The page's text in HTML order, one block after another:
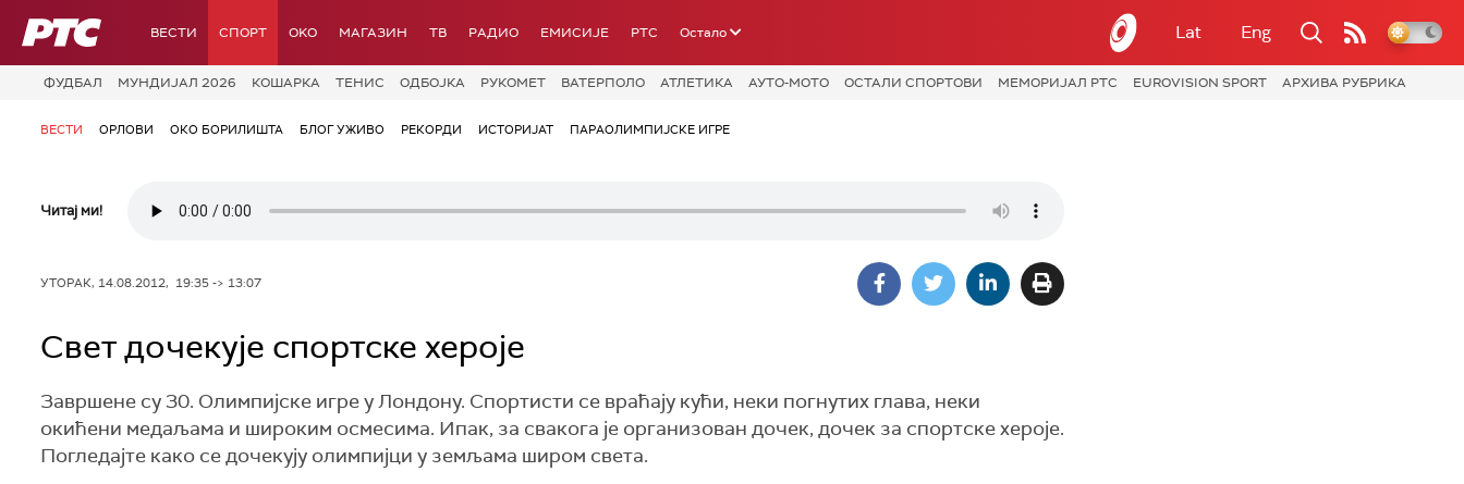
РТС ВЕСТИ СПОРТ OKO МАГАЗИН ТВ РАДИО ЕМИСИЈЕ РТС Остало Lat Eng
ФУДБАЛ МУНДИЈАЛ 2026 КОШАРКА ТЕНИС ОДБОЈКА РУКОМЕТ ВАТЕРПОЛО АТЛЕТИКА АУТО-МОТО ОСТАЛИ СПОРТОВИ МЕМОРИЈАЛ РТС EUROVISION SPORT АРХИВА РУБРИКА
ВЕСТИ ОРЛОВИ ОКО БОРИЛИШТА БЛОГ УЖИВО РЕКОРДИ ИСТОРИЈАТ ПАРАОЛИМПИЈСКЕ ИГРЕ
Читај ми!
УТОРАК, 14.08.2012, 19:35 -> 13:07
Свет дочекује спортске хероје
Завршене су 30. Олимпијске игре у Лондону. Спортисти се враћају кући, неки погнутих глава, неки
окићени медаљама и широким осмесима. Ипак, за свакога је организован дочек, дочек за спортске хероје.
Погледајте како се дочекују олимпијци у земљама широм света.